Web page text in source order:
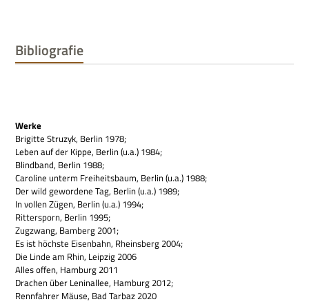
Bibliografie
Werke
Bri­gitte Stru­zyk, Ber­lin 1978;
Leben auf der Kippe, Ber­lin (u.a.) 1984;
Blind­band, Ber­lin 1988;
Caro­line unterm Frei­heits­baum, Ber­lin (u.a.) 1988;
Der wild gewor­dene Tag, Ber­lin (u.a.) 1989;
In vol­len Zügen, Ber­lin (u.a.) 1994;
Rit­ter­sporn, Ber­lin 1995;
Zug­zwang, Bam­berg 2001;
Es ist höch­ste Eisen­bahn, Rheins­berg 2004;
Die Linde am Rhin, Leip­zig 2006
Alles offen, Ham­burg 2011
Dra­chen über Lenin­al­lee, Ham­burg 2012;
Renn­fah­rer Mäuse, Bad Tar­baz 2020